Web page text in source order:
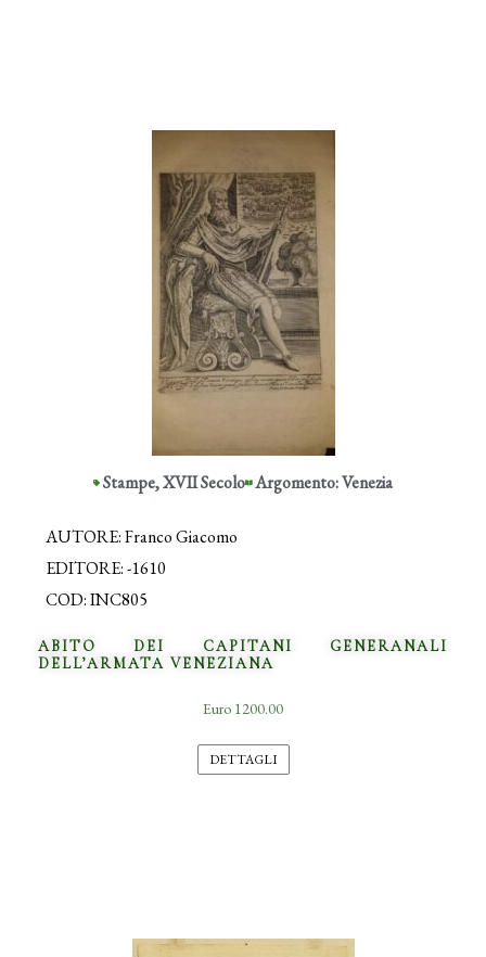
Stampe,XVII Secolo Argomento: Venezia
AUTORE: Franco Giacomo
EDITORE: -1610
COD: INC805
ABITO DEI CAPITANI GENERANALI
DELL’ARMATA VENEZIANA
Euro 1200.00
DETTAGLI